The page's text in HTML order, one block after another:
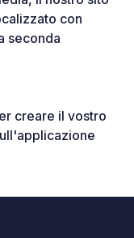
con
seconda
creare il vostro